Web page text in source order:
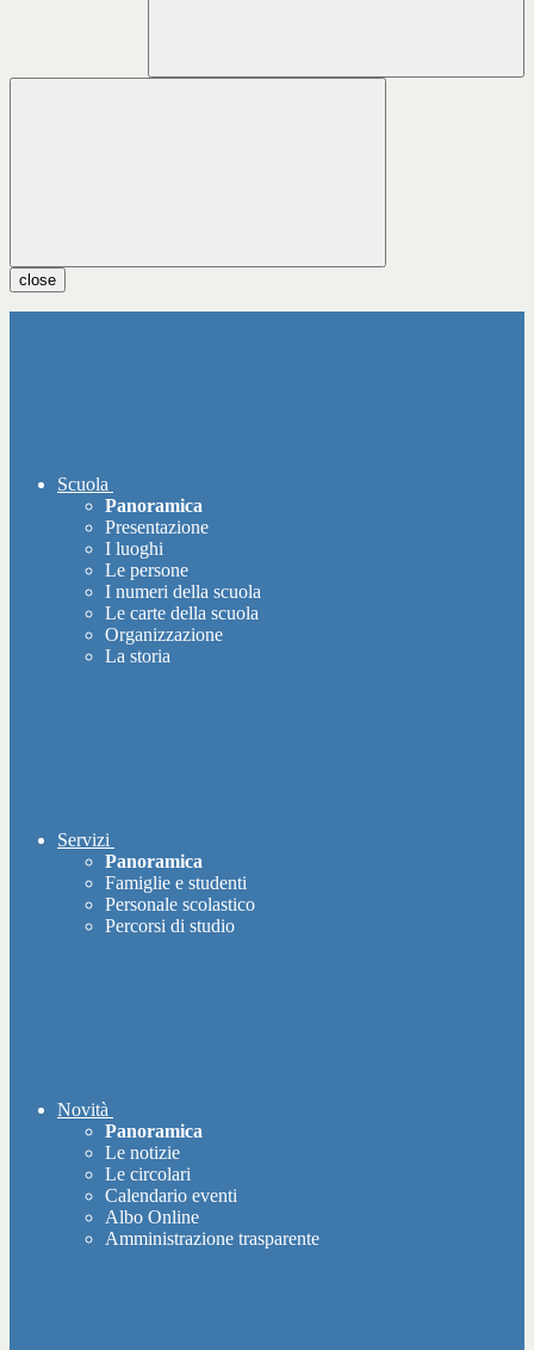
close
Scuola
Panoramica
Presentazione
I luoghi
Le persone
I numeri della scuola
Le carte della scuola
Organizzazione
La storia
Servizi
Panoramica
Famiglie e studenti
Personale scolastico
Percorsi di studio
Novità
Panoramica
Le notizie
Le circolari
Calendario eventi
Albo Online
Amministrazione trasparente